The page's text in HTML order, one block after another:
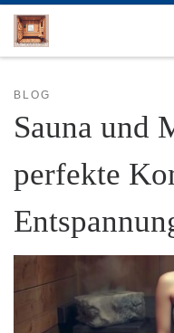
Zum Inhalt springen
BLOG
Sauna und
perfekte